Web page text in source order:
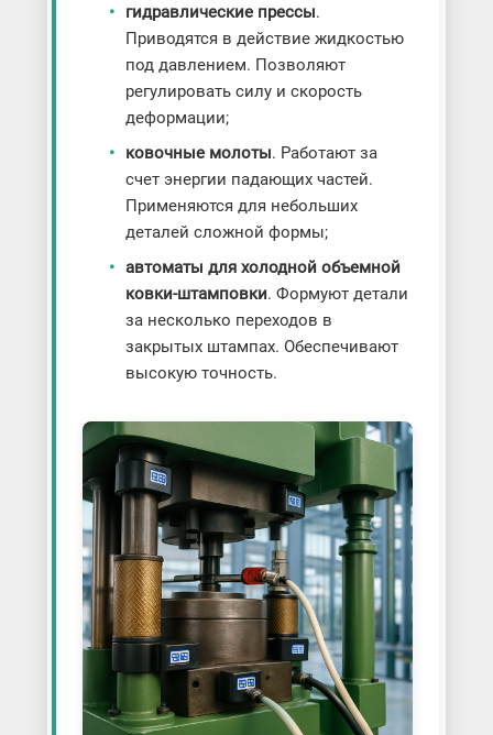
гидравлические прессы.
Приводятся в действие жидкостью
под давлением. Позволяют
регулировать силу и скорость
деформации;
ковочные молоты. Работают за
счет энергии падающих частей.
Применяются для небольших
деталей сложной формы;
автоматы для холодной объемной
ковки-штамповки. Формуют детали
за несколько переходов в
закрытых штампах. Обеспечивают
высокую точность.